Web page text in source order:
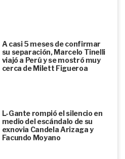
A casi 5 meses de confirmar
su separación, Marcelo Tinelli
viajó a Perú y se mostró muy
cerca de Milett Figueroa
L-Gante rompió el silencio en
medio del escándalo de su
exnovia Candela Arizaga y
Facundo Moyano